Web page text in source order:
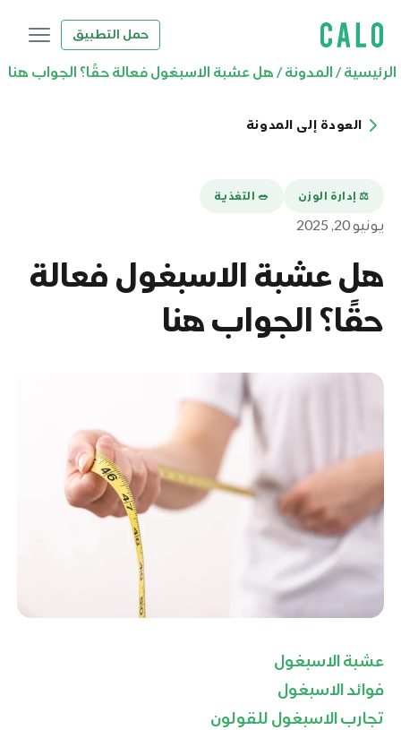
حمل التطبيق
الرئيسية/ المدونة/ هل عشبة الاسبغول فعالة حقًا؟ الجواب هنا
العودة إلى المدونة
⚖️ إدارة الوزن 🥗 التغذية
يونيو 20, 2025
هل عشبة الاسبغول فعالة
حقًا؟ الجواب هنا
عشبة الاسبغول
فوائد الاسبغول
تجارب الاسبغول للقولون